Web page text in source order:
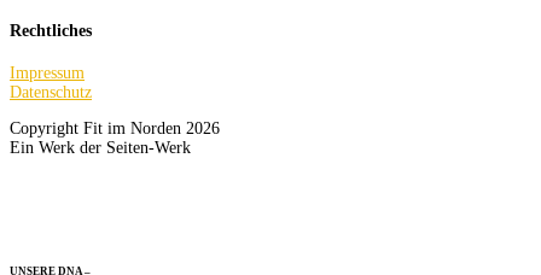
Rechtliches
Impressum
Datenschutz
Copyright Fit im Norden 2026
Ein Werk der Seiten-Werk
UNSERE DNA –